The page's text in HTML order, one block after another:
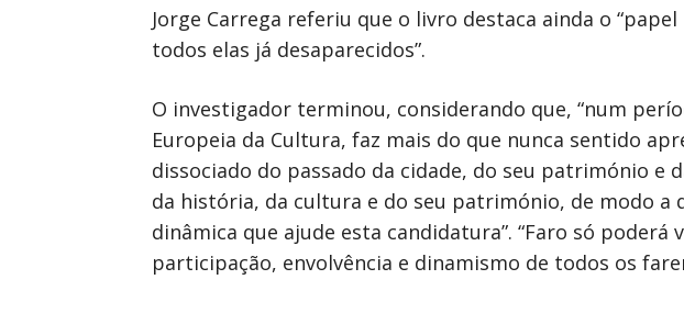
Jorge Carrega referiu que o livro destaca ainda o
todos elas já desaparecidos”.
O investigador terminou, considerando que, “num
Europeia da Cultura, faz mais do que nunca sentido
dissociado do passado da cidade, do seu património e
da história, da cultura e do seu património, de modo a
dinâmica que ajude esta candidatura”. “Faro só
participação, envolvência e dinamismo de todos os